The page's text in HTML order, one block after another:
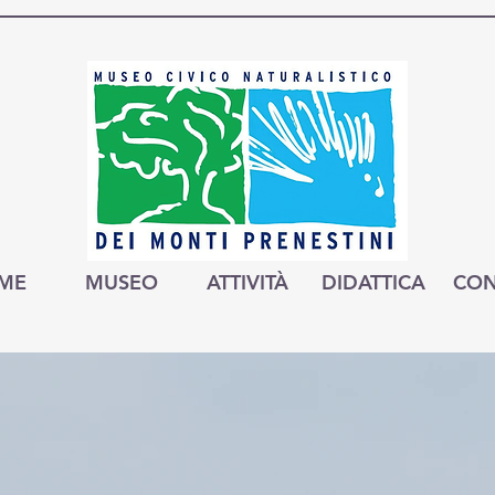
MUSEO ATTIVITÀ DIDATTICA